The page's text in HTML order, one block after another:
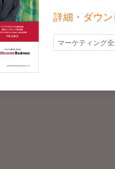
詳細・ダウンロー
マーケティング全般